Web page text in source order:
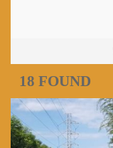
18 FOUND